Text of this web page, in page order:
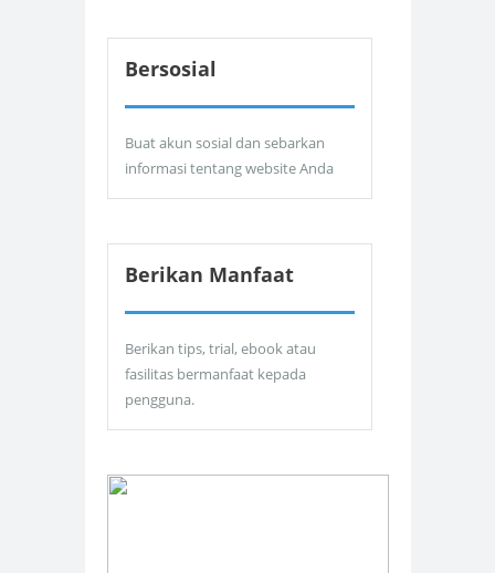
Bersosial
Buat akun sosial dan sebarkan
informasi tentang website Anda
Berikan Manfaat
Berikan tips, trial, ebook atau
fasilitas bermanfaat kepada
pengguna.